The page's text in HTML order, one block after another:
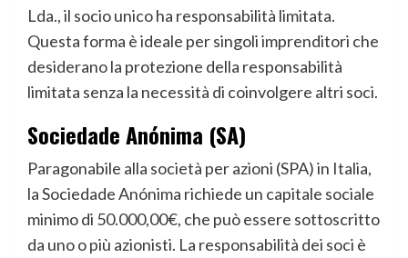
Lda., il socio unico ha responsabilità limitata.
Questa forma è ideale per singoli imprenditori che
desiderano la protezione della responsabilità
limitata senza la necessità di coinvolgere altri soci.
Sociedade Anónima (SA)
Paragonabile alla società per azioni (SPA) in Italia,
la Sociedade Anónima richiede un capitale sociale
minimo di 50.000,00€, che può essere sottoscritto
da uno o più azionisti. La responsabilità dei soci è